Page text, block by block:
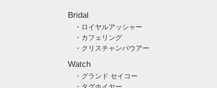
Bridal
・ロイヤルアッシャー
・カフェリング
・クリスチャンバウアー
Watch
・グランド セイコー